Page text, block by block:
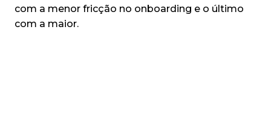
com a menor fricção no onboarding e o último
com a maior.